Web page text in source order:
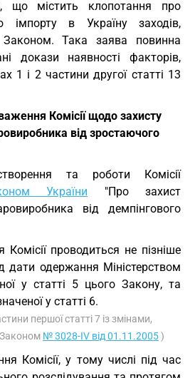
що містить клопотання про
імпорту в Україну заходів,
Така заява повинна
докази наявності факторів,
1 і 2 частини другої статті 13
Комісії щодо захисту
від зростаючого
та роботи Комісії
України "Про захист
від демпінгового
Комісії проводиться не пізніше
дати одержання Міністерством
у статті 5 цього Закону, та
у статті 6.
першої статті 7 із змінами,
Законом № 3028-IV від 01.11.2005)
Комісії, у тому числі під час